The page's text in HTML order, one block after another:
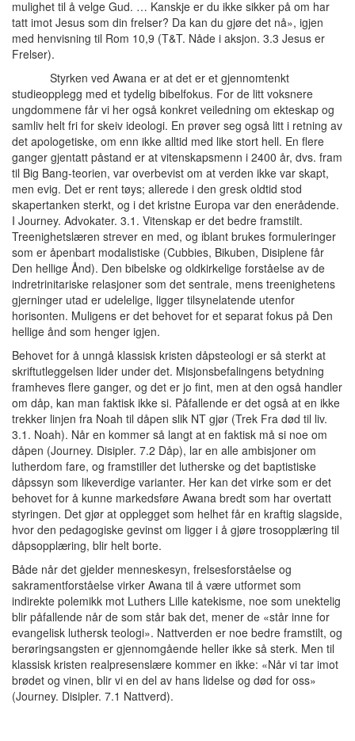
mulighet til å velge Gud. … Kanskje er du ikke sikker på om har
tatt imot Jesus som din frelser? Da kan du gjøre det nå», igjen
med henvisning til Rom 10,9 (T&T. Nåde i aksjon. 3.3 Jesus er
Frelser).
Styrken ved Awana er at det er et gjennomtenkt
studieopplegg med et tydelig bibelfokus. For de litt voksnere
ungdommene får vi her også konkret veiledning om ekteskap og
samliv helt fri for skeiv ideologi. En prøver seg også litt i retning av
det apologetiske, om enn ikke alltid med like stort hell. En flere
ganger gjentatt påstand er at vitenskapsmenn i 2400 år, dvs. fram
til Big Bang-teorien, var overbevist om at verden ikke var skapt,
men evig. Det er rent tøys; allerede i den gresk oldtid stod
skapertanken sterkt, og i det kristne Europa var den enerådende.
I Journey. Advokater. 3.1. Vitenskap er det bedre framstilt.
Treenighetslæren strever en med, og iblant brukes formuleringer
som er åpenbart modalistiske (Cubbies, Bikuben, Disiplene får
Den hellige Ånd). Den bibelske og oldkirkelige forståelse av de
indretrinitariske relasjoner som det sentrale, mens treenighetens
gjerninger utad er udelelige, ligger tilsynelatende utenfor
horisonten. Muligens er det behovet for et separat fokus på Den
hellige ånd som henger igjen.
Behovet for å unngå klassisk kristen dåpsteologi er så sterkt at
skriftutleggelsen lider under det. Misjonsbefalingens betydning
framheves flere ganger, og det er jo fint, men at den også handler
om dåp, kan man faktisk ikke si. Påfallende er det også at en ikke
trekker linjen fra Noah til dåpen slik NT gjør (Trek Fra død til liv.
3.1. Noah). Når en kommer så langt at en faktisk må si noe om
dåpen (Journey. Disipler. 7.2 Dåp), lar en alle ambisjoner om
lutherdom fare, og framstiller det lutherske og det baptistiske
dåpssyn som likeverdige varianter. Her kan det virke som er det
behovet for å kunne markedsføre Awana bredt som har overtatt
styringen. Det gjør at opplegget som helhet får en kraftig slagside,
hvor den pedagogiske gevinst om ligger i å gjøre trosopplæring til
dåpsopplæring, blir helt borte.
Både når det gjelder menneskesyn, frelsesforståelse og
sakramentforståelse virker Awana til å være utformet som
indirekte polemikk mot Luthers Lille katekisme, noe som unektelig
blir påfallende når de som står bak det, mener de «står inne for
evangelisk luthersk teologi». Nattverden er noe bedre framstilt, og
berøringsangsten er gjennomgående heller ikke så sterk. Men til
klassisk kristen realpresenslære kommer en ikke: «Når vi tar imot
brødet og vinen, blir vi en del av hans lidelse og død for oss»
(Journey. Disipler. 7.1 Nattverd).